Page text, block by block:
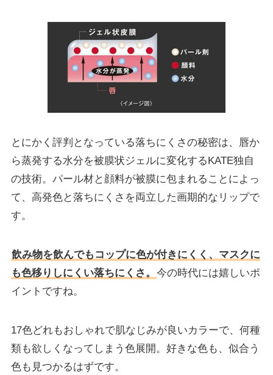
とにかく評判となっている落ちにくさの秘密は、唇か
ら蒸発する水分を被膜状ジェルに変化するKATE独自
の技術。パール材と顔料が被膜に包まれることによっ
て、高発色と落ちにくさを両立した画期的なリップで
す。
飲み物を飲んでもコップに色が付きにくく、マスクに
も色移りしにくい落ちにくさ。 今の時代には嬉しいポ
イントですね。
17色どれもおしゃれで肌なじみが良いカラーで、何種
類も欲しくなってしまう色展開。好きな色も、似合う
色も見つかるはずです。